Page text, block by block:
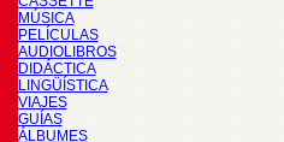
MÚSICA
PELÍCULAS
AUDIOLIBROS
DIDÁCTICA
LINGÜÍSTICA
VIAJES
GUÍAS
ÁLBUMES